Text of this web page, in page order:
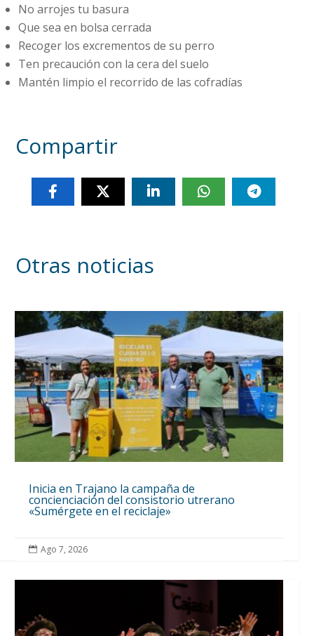
No arrojes tu basura
Que sea en bolsa cerrada
Recoger los excrementos de su perro
Ten precaución con la cera del suelo
Mantén limpio el recorrido de las cofradías
Compartir
Otras noticias
Inicia en Trajano la campaña de
concienciación del consistorio utrerano
«Sumérgete en el reciclaje»
 Ago 7, 2026